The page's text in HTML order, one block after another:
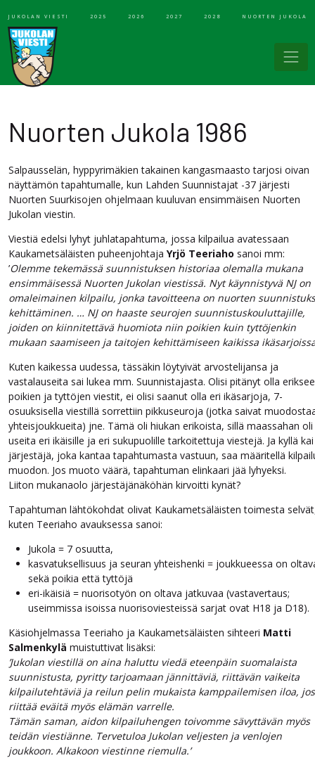
JUKOLAN VIESTI 2025 2026 2027 2028 NUORTEN JUKOLA
Nuorten Jukola 1986
Salpausselän, hyppyrimäkien takainen kangasmaasto tarjosi oivan
näyttämön tapahtumalle, kun Lahden Suunnistajat -37 järjesti
Nuorten Suurkisojen ohjelmaan kuuluvan ensimmäisen Nuorten
Jukolan viestin.
Viestiä edelsi lyhyt juhlatapahtuma, jossa kilpailua avatessaan
Kaukametsäläisten puheenjohtaja Yrjö Teeriaho sanoi mm:
’Olemme tekemässä suunnistuksen historiaa olemalla mukana
ensimmäisessä Nuorten Jukolan viestissä. Nyt käynnistyvä NJ on
omaleimainen kilpailu, jonka tavoitteena on nuorten
kehittäminen. … NJ on haaste seurojen suunnistuskouluttajille,
joiden on kiinnitettävä huomiota niin poikien kuin tyttöjenkin
mukaan saamiseen ja taitojen kehittämiseen kaikissa
Kuten kaikessa uudessa, tässäkin löytyivät arvostelijansa ja
vastalauseita sai lukea mm. Suunnistajasta. Olisi pitänyt olla
poikien ja tyttöjen viestit, ei olisi saanut olla eri ikäsarjoja, 7-
osuuksisella viestillä sorrettiin pikkuseuroja (jotka saivat
yhteisjoukkueita) jne. Tämä oli hiukan erikoista, sillä maassahan oli
useita eri ikäisille ja eri sukupuolille tarkoitettuja viestejä. Ja kyllä kai
järjestäjä, joka kantaa tapahtumasta vastuun, saa määritellä
muodon. Jos muoto väärä, tapahtuman elinkaari jää lyhyeksi.
Liiton mukanaolo järjestäjänäköhän kirvoitti kynät?
Tapahtuman lähtökohdat olivat Kaukametsäläisten toimesta
kuten Teeriaho avauksessa sanoi:
Jukola = 7 osuutta,
kasvatuksellisuus ja seuran yhteishenki = joukkueessa on
sekä poikia että tyttöjä
eri-ikäisiä = nuorisotyön on oltava jatkuvaa (vastavertaus;
useimmissa isoissa nuorisoviesteissä sarjat ovat H18 ja D18).
Käsiohjelmassa Teeriaho ja Kaukametsäläisten sihteeri Matti
Salmenkylä muistuttivat lisäksi:
’Jukolan viestillä on aina haluttu viedä eteenpäin suomalaista
suunnistusta, pyritty tarjoamaan jännittäviä, riittävän vaikeita
kilpailutehtäviä ja reilun pelin mukaista kamppailemisen iloa,
riittää eväitä myös elämän varrelle.
Tämän saman, aidon kilpailuhengen toivomme sävyttävän myös
teidän viestiänne. Tervetuloa Jukolan veljesten ja venlojen
joukkoon. Alkakoon viestinne riemulla.’